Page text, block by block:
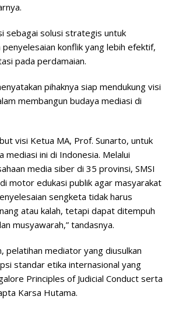
sebagai solusi strategis untuk
konflik yang lebih efektif,
pada perdamaian.
pihaknya siap mendukung visi
membangun budaya mediasi di
visi Ketua MA, Prof. Sunarto, untuk
mediasi ini di Indonesia. Melalui
media siber di 35 provinsi, SMSI
motor edukasi publik agar masyarakat
sengketa tidak harus
atau kalah, tetapi dapat ditempuh
musyawarah,” tandasnya.
pelatihan mediator yang diusulkan
standar etika internasional yang
Principles of Judicial Conduct serta
Karsa Hutama.